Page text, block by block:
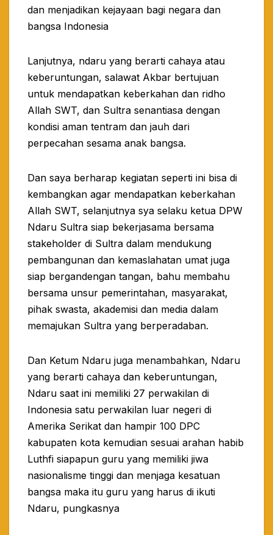
dan menjadikan kejayaan bagi negara dan
bangsa Indonesia
Lanjutnya, ndaru yang berarti cahaya atau
keberuntungan, salawat Akbar bertujuan
untuk mendapatkan keberkahan dan ridho
Allah SWT, dan Sultra senantiasa dengan
kondisi aman tentram dan jauh dari
perpecahan sesama anak bangsa.
Dan saya berharap kegiatan seperti ini bisa di
kembangkan agar mendapatkan keberkahan
Allah SWT, selanjutnya sya selaku ketua DPW
Ndaru Sultra siap bekerjasama bersama
stakeholder di Sultra dalam mendukung
pembangunan dan kemaslahatan umat juga
siap bergandengan tangan, bahu membahu
bersama unsur pemerintahan, masyarakat,
pihak swasta, akademisi dan media dalam
memajukan Sultra yang berperadaban.
Dan Ketum Ndaru juga menambahkan, Ndaru
yang berarti cahaya dan keberuntungan,
Ndaru saat ini memiliki 27 perwakilan di
Indonesia satu perwakilan luar negeri di
Amerika Serikat dan hampir 100 DPC
kabupaten kota kemudian sesuai arahan habib
Luthfi siapapun guru yang memiliki jiwa
nasionalisme tinggi dan menjaga kesatuan
bangsa maka itu guru yang harus di ikuti
Ndaru, pungkasnya